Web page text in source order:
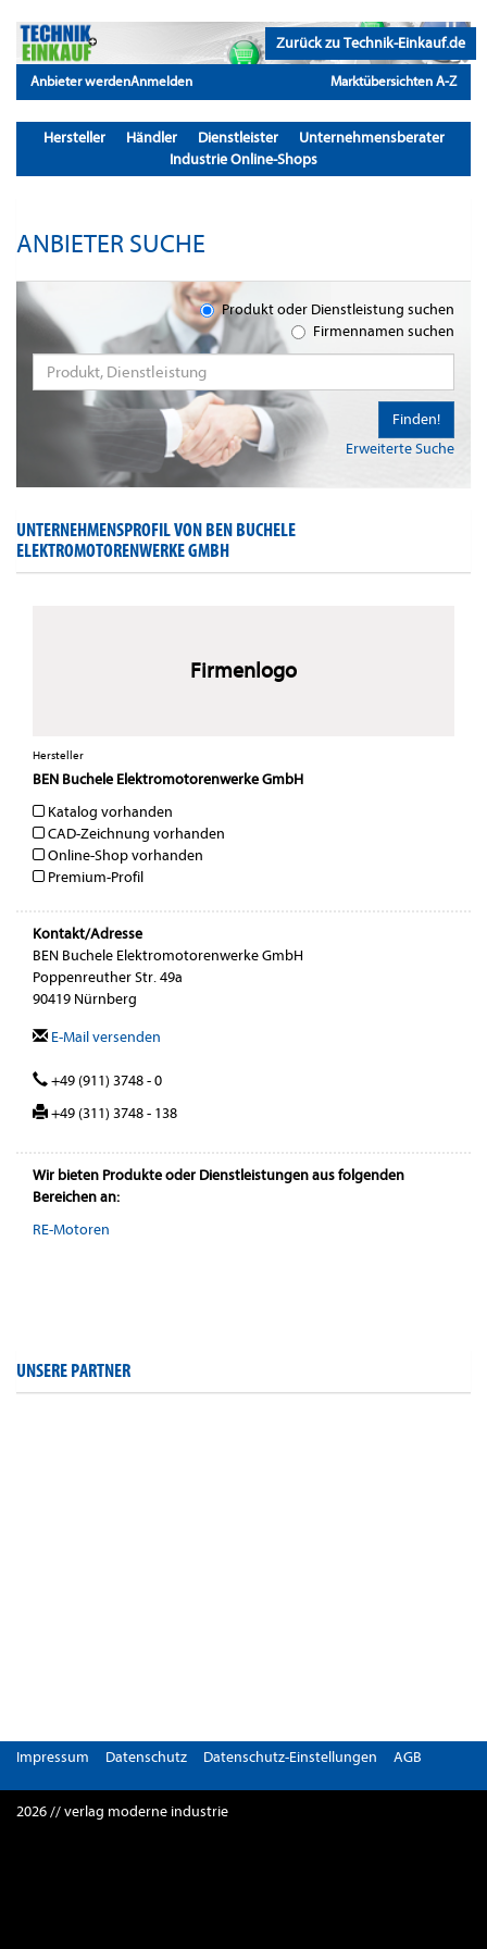
Zurück zu Technik-Einkauf.de
Anbieter werdenAnmelden Marktübersichten A-Z
Hersteller Händler Dienstleister
Unternehmensberater
Industrie Online-Shops
ANBIETER SUCHE
Produkt oder Dienstleistung suchen
Firmennamen suchen
Erweiterte Suche
Finden!
UNTERNEHMENSPROFIL VON BEN BUCHELE
ELEKTROMOTORENWERKE GMBH
Firmenlogo
Hersteller
BEN Buchele Elektromotorenwerke GmbH
Katalog vorhanden
CAD-Zeichnung vorhanden
Online-Shop vorhanden
Premium-Profil
Kontakt/Adresse
BEN Buchele Elektromotorenwerke GmbH
Poppenreuther Str. 49a
90419 Nürnberg
E-Mail versenden
+49 (911) 3748 - 0
+49 (311) 3748 - 138
Wir bieten Produkte oder Dienstleistungen aus folgenden
Bereichen an:
RE-Motoren
UNSERE PARTNER
Impressum Datenschutz Datenschutz-Einstellungen AGB
2026 // verlag moderne industrie